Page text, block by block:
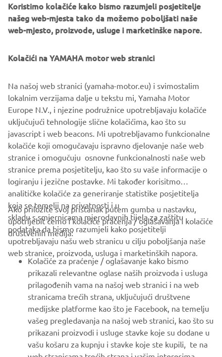
Motorcycle type front forks for stability and
confidence
New Traction Control System (TCS)
245mm rear) with ABS as standard
New Smart Key ignition for easy keyless
operation
Dual seat with separate rider's backrest
Dual digital instruments with large central LCD
display
12V outlet for powering devices
Adjustable screen and handlebars
CORPORATE
FOR BUSINESS
MORE YAMAHA
SUPPORT
BILTEN
Koristimo kolačiće kako bismo razumjeli posjetitelje
našeg web-mjesta tako da možemo poboljšati naše
web-mjesto, proizvode, usluge i marketinške napore.
Kolačići na YAMAHA motor web stranici
Na našoj web stranici (yamaha-motor.eu) i svimostalim
lokalnim verzijama dalje u tekstu mi, Yamaha Motor
Europe N.V., i njezine podružnice upotrebljavaju kolačiće
uključujući tehnologije slične kolačićima, kao što su
javascript i web beacons. Mi upotrebljavamo funkcionalne
kolačiće koji omogučavaju ispravno djelovanje naše web
stranice i omogučuju osnovne funkcionalnosti naše web
stranice prema posjetitelju, kao što su vaše informacije o
logiranju i jezične postavke. Mi također korisitmo
analitičke kolačiće za generiranje statistike posjetitelja
koja se temelji na privatnosti i u
skladu s smjernicama mjerodavnih tijela za zaštitu
podataka da bismo razumjeli kako posjetitelji
upotrebljavaju našu web stranicu u cilju poboljšanja naše
web stranice, proizvoda, usluga i marketinških napora.
Ako priložite svoj pristanak putem gumba u nastavku,
upotrijebit ćemo i kolačiće praćenja / oglašavanja i kolačiće
društvenih medija:
Kolačiće za praćenje / oglašavanje kako bismo
prikazali relevantne oglase naših proizvoda i usluga
prilagođenih vama na našoj web stranici i na web
stranicama trećih strana, uključujući društvene
medijske platforme kao što je Facebook, na temelju
vašeg pregledavanja na našoj web stranici, kao što su
prikazani proizvodi i usluge stavke koje su dodane u
vašu košaru za kupnju i stavke koje ste kupili, te na